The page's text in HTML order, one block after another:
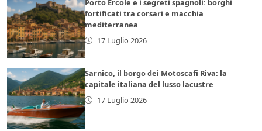
Porto Ercole e i segreti spagnoli: borghi
fortificati tra corsari e macchia
mediterranea
17 Luglio 2026
Sarnico, il borgo dei Motoscafi Riva: la
capitale italiana del lusso lacustre
17 Luglio 2026